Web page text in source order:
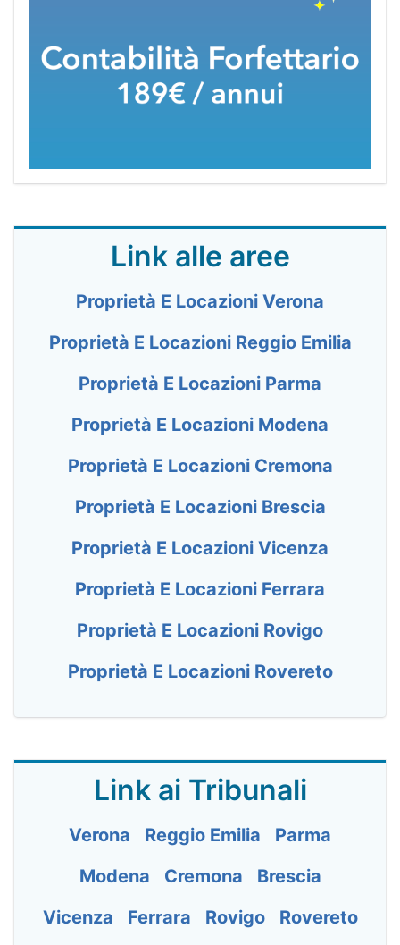
Link alle aree
Proprietà E Locazioni Verona
Proprietà E Locazioni Reggio Emilia
Proprietà E Locazioni Parma
Proprietà E Locazioni Modena
Proprietà E Locazioni Cremona
Proprietà E Locazioni Brescia
Proprietà E Locazioni Vicenza
Proprietà E Locazioni Ferrara
Proprietà E Locazioni Rovigo
Proprietà E Locazioni Rovereto
Link ai Tribunali
Verona Reggio Emilia
Parma
Modena
Cremona
Brescia
Vicenza
Ferrara Rovigo Rovereto